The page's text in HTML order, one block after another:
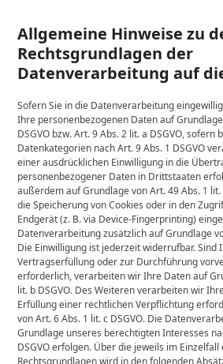
Allgemeine Hinweise zu
Rechtsgrundlagen der
Datenverarbeitung auf
Sofern Sie in die Datenverarbeitung
Ihre personenbezogenen Daten auf
DSGVO bzw. Art. 9 Abs. 2 lit. a DSGVO, sofern
Datenkategorien nach Art. 9 Abs. 1 DSGVO
einer ausdrücklichen Einwilligung in die
personenbezogener Daten in Drittstaaten
außerdem auf Grundlage von Art. 49 Abs. 1 lit.
die Speicherung von Cookies oder in den
Endgerät (z. B. via Device-Fingerprinting)
Datenverarbeitung zusätzlich auf Grundlage
Die Einwilligung ist jederzeit widerrufbar. Sind
Vertragserfüllung oder zur Durchführung
erforderlich, verarbeiten wir Ihre Daten auf
lit. b DSGVO. Des Weiteren verarbeiten wir
Erfüllung einer rechtlichen Verpflichtung
von Art. 6 Abs. 1 lit. c DSGVO. Die
Grundlage unseres berechtigten Interesses
DSGVO erfolgen. Über die jeweils im
Rechtsgrundlagen wird in den folgenden